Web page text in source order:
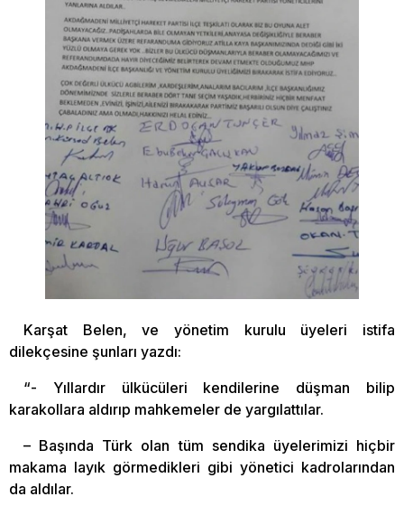
Karşat Belen, ve yönetim kurulu üyeleri istifa
dilekçesine şunları yazdı:
“- Yıllardır ülkücüleri kendilerine düşman bilip
karakollara aldırıp mahkemeler de yargılattılar.
– Başında Türk olan tüm sendika üyelerimizi hiçbir
makama layık görmedikleri gibi yönetici kadrolarından
da aldılar.